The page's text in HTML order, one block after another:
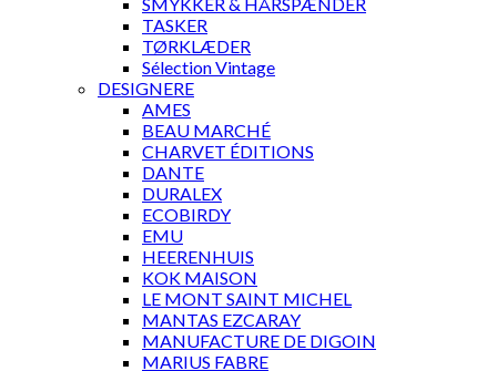
TASKER
TØRKLÆDER
Sélection Vintage
DESIGNERE
AMES
BEAU MARCHÉ
CHARVET ÉDITIONS
DANTE
DURALEX
ECOBIRDY
EMU
HEERENHUIS
KOK MAISON
LE MONT SAINT MICHEL
MANTAS EZCARAY
MANUFACTURE DE DIGOIN
MARIUS FABRE